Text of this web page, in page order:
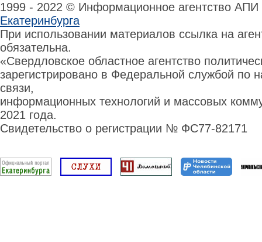
1999 - 2022 © Информационное агентство
Екатеринбурга
При использовании материалов ссылка на
обязательна.
«Свердловское областное агентство
зарегистрировано в Федеральной службой по
связи,
информационных технологий и массовых
2021 года.
Свидетельство о регистрации № ФС77-82171